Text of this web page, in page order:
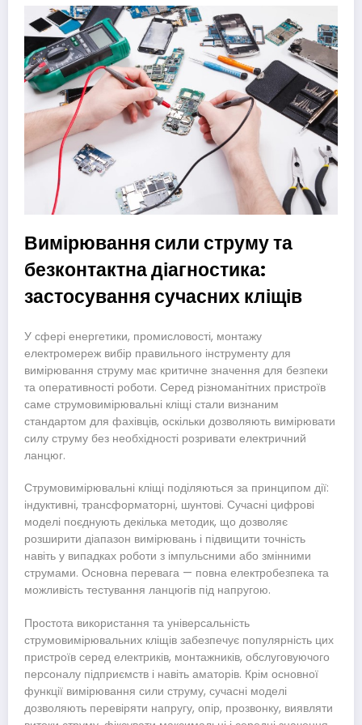
Вимірювання сили струму та
безконтактна діагностика:
застосування сучасних кліщів
У сфері енергетики, промисловості, монтажу
електромереж вибір правильного інструменту для
вимірювання струму має критичне значення для безпеки
та оперативності роботи. Серед різноманітних пристроїв
саме струмовимірювальні кліщі стали визнаним
стандартом для фахівців, оскільки дозволяють вимірювати
силу струму без необхідності розривати електричний
ланцюг.
Струмовимірювальні кліщі поділяються за принципом дії:
індуктивні, трансформаторні, шунтові. Сучасні цифрові
моделі поєднують декілька методик, що дозволяє
розширити діапазон вимірювань і підвищити точність
навіть у випадках роботи з імпульсними або змінними
струмами. Основна перевага — повна електробезпека та
можливість тестування ланцюгів під напругою.
Простота використання та універсальність
струмовимірювальних кліщів забезпечує популярність цих
пристроїв серед електриків, монтажників, обслуговуючого
персоналу підприємств і навіть аматорів. Крім основної
функції вимірювання сили струму, сучасні моделі
дозволяють перевіряти напругу, опір, прозвонку, виявляти